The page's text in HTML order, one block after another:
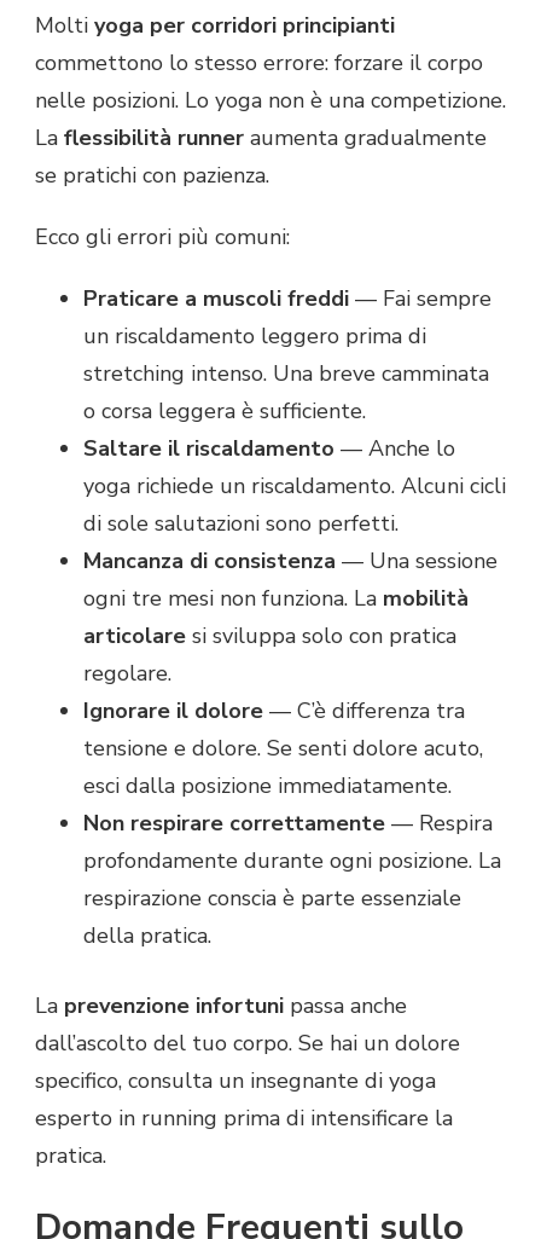
Molti yoga per corridori principianti
commettono lo stesso errore: forzare il corpo
nelle posizioni. Lo yoga non è una competizione.
La flessibilità runner aumenta gradualmente
se pratichi con pazienza.
Ecco gli errori più comuni:
Praticare a muscoli freddi — Fai sempre
un riscaldamento leggero prima di
stretching intenso. Una breve camminata
o corsa leggera è sufficiente.
Saltare il riscaldamento — Anche lo
yoga richiede un riscaldamento. Alcuni cicli
di sole salutazioni sono perfetti.
Mancanza di consistenza — Una sessione
ogni tre mesi non funziona. La mobilità
articolare si sviluppa solo con pratica
regolare.
Ignorare il dolore — C’è differenza tra
tensione e dolore. Se senti dolore acuto,
esci dalla posizione immediatamente.
Non respirare correttamente — Respira
profondamente durante ogni posizione. La
respirazione conscia è parte essenziale
della pratica.
La prevenzione infortuni passa anche
dall’ascolto del tuo corpo. Se hai un dolore
specifico, consulta un insegnante di yoga
esperto in running prima di intensificare la
pratica.
Domande Frequenti sullo